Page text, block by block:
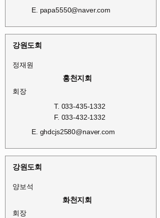
E. papa5550@naver.com
강원도회
정재원
홍천지회
회장
T. 033-435-1332
F. 033-432-1332
E. ghdcjs2580@naver.com
강원도회
양보석
화천지회
회장